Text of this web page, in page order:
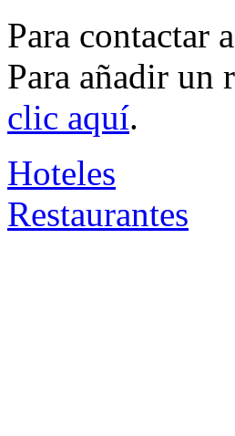
Para contactar
Para añadir un
clic aquí.
Hoteles
Restaurantes